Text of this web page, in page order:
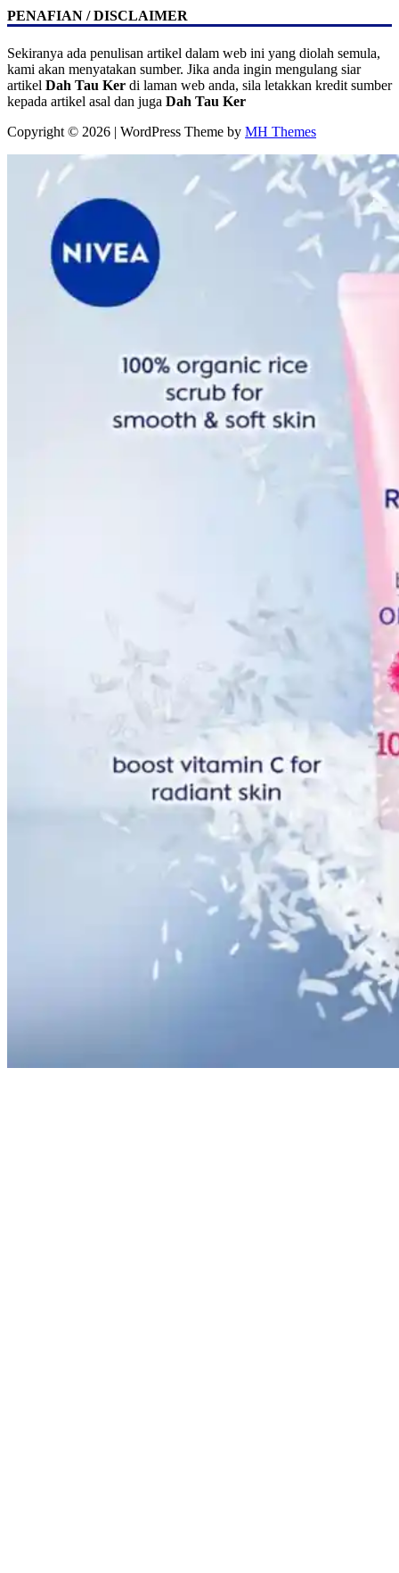
PENAFIAN / DISCLAIMER
Sekiranya ada penulisan artikel dalam web ini yang diolah semula,
kami akan menyatakan sumber. Jika anda ingin mengulang siar
artikel Dah Tau Ker di laman web anda, sila letakkan kredit sumber
kepada artikel asal dan juga Dah Tau Ker
Copyright © 2026 | WordPress Theme by MH Themes